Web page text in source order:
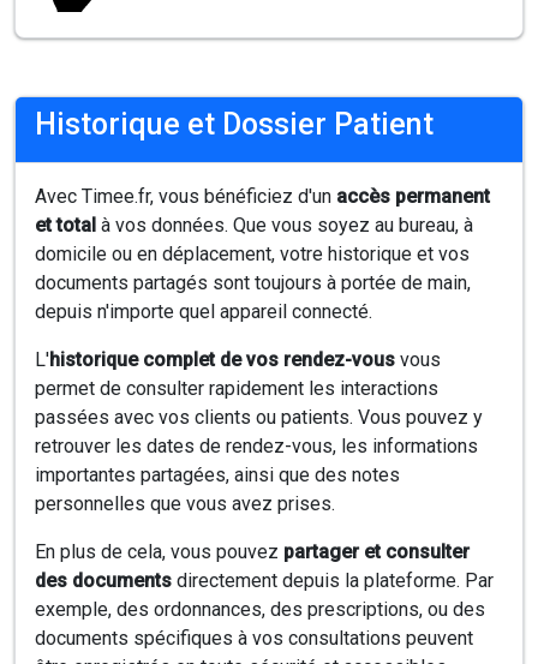
Historique et Dossier Patient
Avec Timee.fr, vous bénéficiez d'un accès permanent
et total à vos données. Que vous soyez au bureau, à
domicile ou en déplacement, votre historique et vos
documents partagés sont toujours à portée de main,
depuis n'importe quel appareil connecté.
L'historique complet de vos rendez-vous vous
permet de consulter rapidement les interactions
passées avec vos clients ou patients. Vous pouvez y
retrouver les dates de rendez-vous, les informations
importantes partagées, ainsi que des notes
personnelles que vous avez prises.
En plus de cela, vous pouvez partager et consulter
des documents directement depuis la plateforme. Par
exemple, des ordonnances, des prescriptions, ou des
documents spécifiques à vos consultations peuvent